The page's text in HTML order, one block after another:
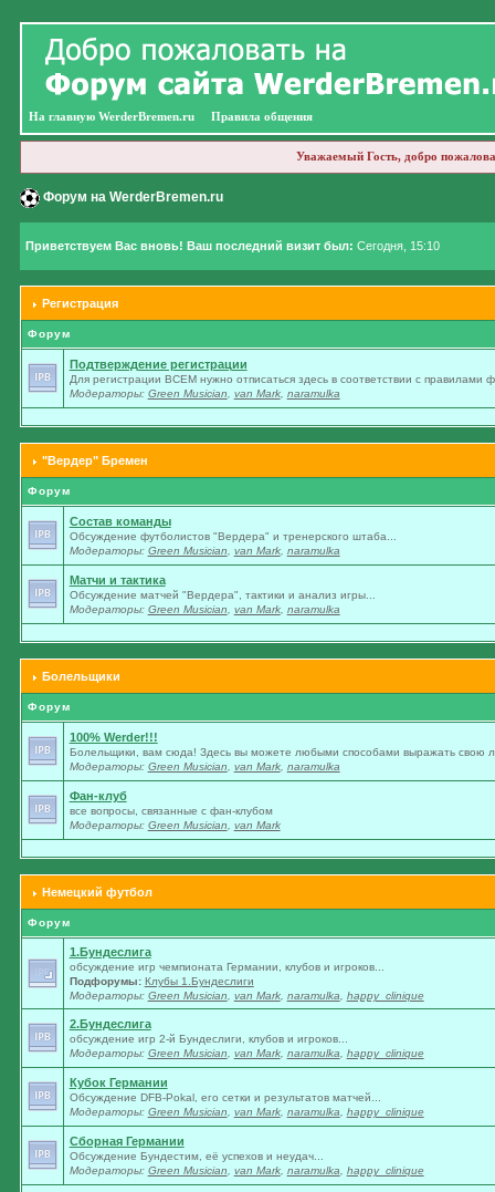
На главную WerderBremen.ru Правила общения
Уважаемый Гость, добро
Форум на WerderBremen.ru
Приветствуем Вас вновь! Ваш последний визит был: Сегодня, 15:10
Регистрация
Форум
Подтверждение регистрации
Для регистрации ВСЕМ нужно отписаться здесь в соответствии с правилами
Модераторы: Green Musician van Mark, naramulka
"Вердер" Бремен
Форум
Состав команды
Обсуждение футболистов "Вердера" и тренерского штаба...
Модераторы: Green Musician van Mark, naramulka
Матчи и тактика
Обсуждение матчей "Вердера", тактики и анализ игры...
Модераторы: Green Musician van Mark, naramulka
Болельщики
Форум
100% Werder!!!
Болельщики, вам сюда! Здесь вы можете любыми способами выражать свою
Модераторы: Green Musician van Mark, naramulka
Фан-клуб
все вопросы, связанные с фан-клубом
Модераторы: Green Musician van Mark
Немецкий футбол
Форум
1.Бундеслига
обсуждение игр чемпионата Германии, клубов и игроков...
Подфорумы: Клубы 1.Бундеслиги
Модераторы: Green Musician van Mark, naramulka happy_clinique
2.Бундеслига
обсуждение игр 2-й Бундеслиги, клубов и игроков...
Модераторы: Green Musician van Mark, naramulka happy_clinique
Кубок Германии
Обсуждение DFB-Pokal, его сетки и результатов матчей...
Модераторы: Green Musician van Mark, naramulka happy_clinique
Сборная Германии
Обсуждение Бундестим, её успехов и неудач...
Модераторы: Green Musician van Mark, naramulka happy_clinique